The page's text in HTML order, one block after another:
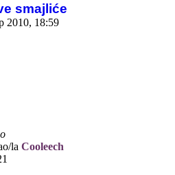
smajliće
2010, 18:59
la Cooleech